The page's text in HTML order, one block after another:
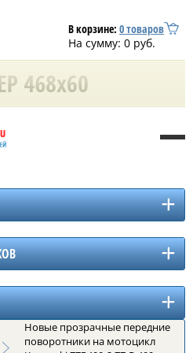
В корзине: 0товаров
На сумму: 0 руб.
Новые прозрачные передние
поворотники на мотоцикл